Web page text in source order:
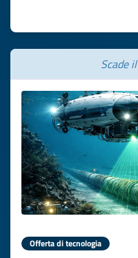
Scade il
Offerta di tecnologia